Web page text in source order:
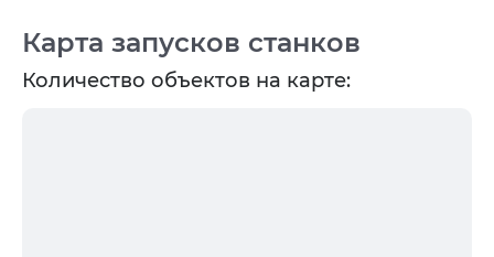
Карта запусков станков
Количество объектов на карте: